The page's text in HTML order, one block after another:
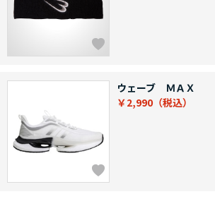
ウェーブ ＭＡＸ
￥2,990